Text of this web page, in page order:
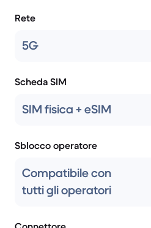
Rete
5G
Scheda SIM
SIM fisica + eSIM
Sblocco operatore
Compatibile con
tutti gli operatori